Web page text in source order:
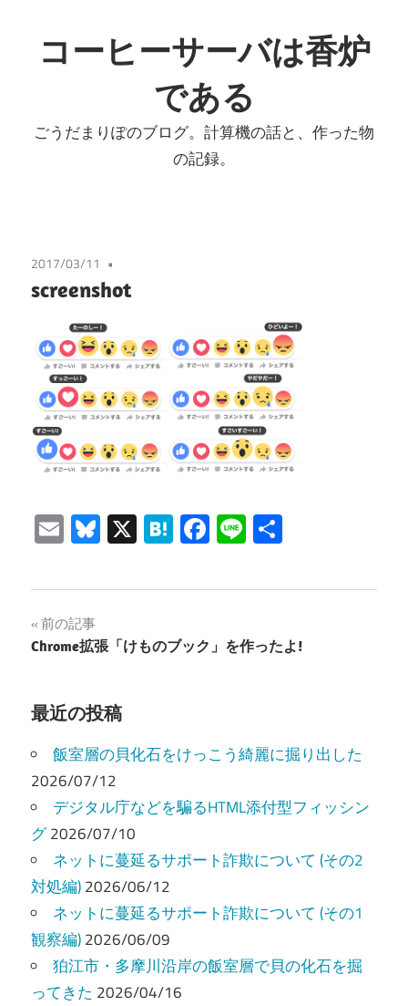
ン
テ
へ
コーヒーサーバは香炉
である
ごうだまりぽのブログ。計算機の話と、作った物
の記録。
2017/03/11
screenshot
EmailBluesky
X Hatena
Facebook
Line
投
稿
ナ
ビ
ゲ
ー
シ
ョ
ン
前の記事
Chrome拡張「けものブック」を作ったよ!
最近の投稿
飯室層の貝化石をけっこう綺麗に掘り出した
2026/07/12
デジタル庁などを騙るHTML添付型フィッシン
グ2026/07/10
ネットに蔓延るサポート詐欺について (その2
対処編)2026/06/12
ネットに蔓延るサポート詐欺について (その1
観察編)2026/06/09
狛江市・多摩川沿岸の飯室層で貝の化石を掘
ってきた 2026/04/16